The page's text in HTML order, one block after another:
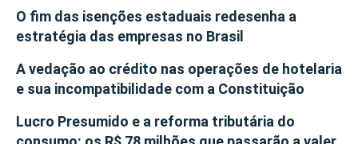
O fim das isenções estaduais redesenha a
estratégia das empresas no Brasil
A vedação ao crédito nas operações de hotelaria
e sua incompatibilidade com a Constituição
Lucro Presumido e a reforma tributária do